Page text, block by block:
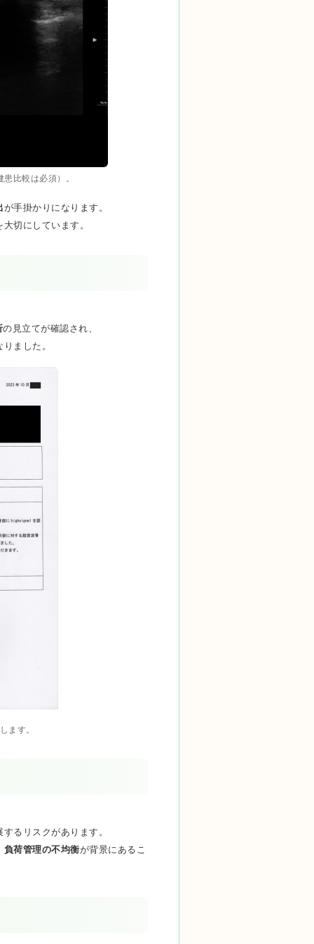
比較は必須）。
が手掛かりになります。
切にしています。
の見立てが確認され、
ました。
ます。
るリスクがあります。
負荷管理の不均衡が背景にあるこ